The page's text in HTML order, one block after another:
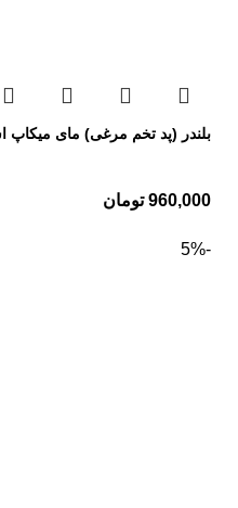
بلندر (پد تخم مرغی) مای میکاپ
960,000 تومان
-5%